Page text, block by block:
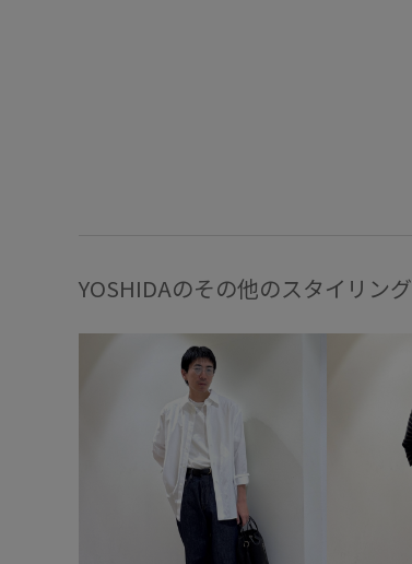
YOSHIDAのその他のスタイリング